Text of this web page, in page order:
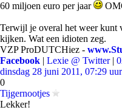
60 miljoen euro per jaar
Terwijl je overal het weer kunt
kijken. Wat een idioten zeg.
VZP ProDUTCHiez -
Facebook | Lexie @ Twitter|
dinsdag 28 juni 2011, 07:29 uur
0
Tijgernootjes
Lekker!